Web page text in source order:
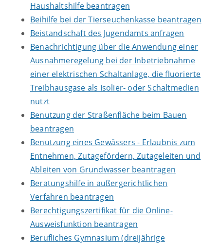
Haushaltshilfe beantragen
Beihilfe bei der Tierseuchenkasse beantragen
Beistandschaft des Jugendamts anfragen
Benachrichtigung über die Anwendung einer
Ausnahmeregelung bei der Inbetriebnahme
einer elektrischen Schaltanlage, die fluorierte
Treibhausgase als Isolier- oder Schaltmedien
nutzt
Benutzung der Straßenfläche beim Bauen
beantragen
Benutzung eines Gewässers - Erlaubnis zum
Entnehmen, Zutagefördern, Zutageleiten und
Ableiten von Grundwasser beantragen
Beratungshilfe in außergerichtlichen
Verfahren beantragen
Berechtigungszertifikat für die Online-
Ausweisfunktion beantragen
Berufliches Gymnasium (dreijährige